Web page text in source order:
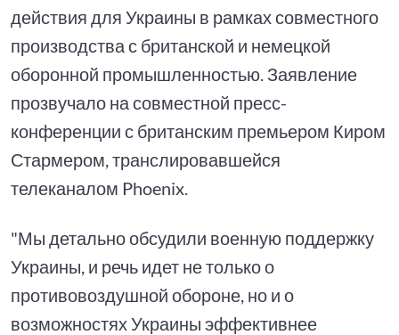
действия для Украины в рамках совместного
производства с британской и немецкой
оборонной промышленностью. Заявление
прозвучало на совместной пресс-
конференции с британским премьером Киром
Стармером, транслировавшейся
телеканалом Phoenix.
"Мы детально обсудили военную поддержку
Украины, и речь идет не только о
противовоздушной обороне, но и о
возможностях Украины эффективнее